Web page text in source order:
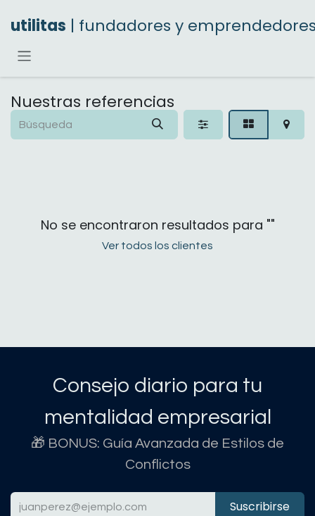
utilitas | fundadores y
Nuestras referencias
No se encontraron resultados para ""
Ver todos los clientes
Consejo diario para tu
mentalidad empresarial
🎁 BONUS: Guía Avanzada de Estilos de
Conflictos
Suscribirse